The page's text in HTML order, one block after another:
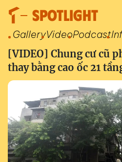
SPOTLIGHT
GalleryVideoPodcast
[VIDEO] Chung cư cũ
thay bằng cao ốc 21